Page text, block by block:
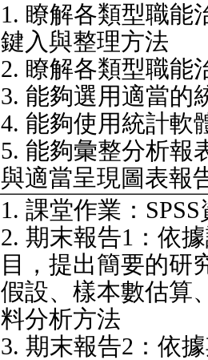
1. 瞭解各類型職能
鍵入與整理方法
2. 瞭解各類型職能
3. 能夠選用適當的
4. 能夠使用統計軟
5. 能夠彙整分析報
與適當呈現圖表報
1. 課堂作業：
2. 期末報告1：依
目，提出簡要的研
假設、樣本數估算
料分析方法
3. 期末報告2：依